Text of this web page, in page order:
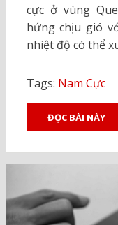
cực ở vùng
hứng chịu gió
nhiệt độ có thể
Tags: Nam Cực
ĐỌC BÀI NÀY